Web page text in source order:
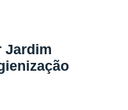
Jardim